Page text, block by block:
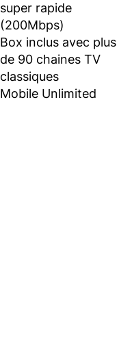
super rapide
(200Mbps)
Box inclus avec plus
de 90 chaines TV
classiques
Mobile Unlimited